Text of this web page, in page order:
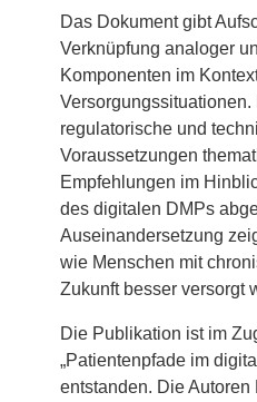
Das Dokument gibt
Verknüpfung analoger
Komponenten im
Versorgungssituationen.
regulatorische und
Voraussetzungen
Empfehlungen im
des digitalen DMPs
Auseinandersetzung
wie Menschen mit
Zukunft besser versorgt
Die Publikation ist im
„Patientenpfade im
entstanden. Die Autoren